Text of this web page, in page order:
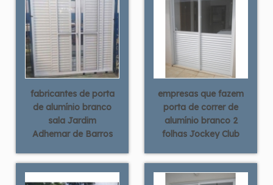
fabricantes de porta
de alumínio branco
sala Jardim
Adhemar de Barros
empresas que fazem
porta de correr de
alumínio branco 2
folhas Jockey Club